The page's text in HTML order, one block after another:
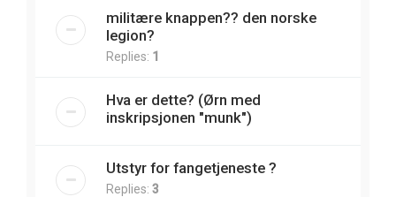
militære knappen?? den norske
legion?
Replies: 1
Hva er dette? (Ørn med
inskripsjonen "munk")
Utstyr for fangetjeneste ?
Replies: 3